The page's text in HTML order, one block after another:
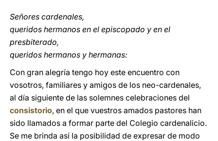
Señores cardenales,
queridos hermanos en el episcopado y en el
presbiterado,
queridos hermanos y hermanas:
Con gran alegría tengo hoy este encuentro con
vosotros, familiares y amigos de los neo-cardenales,
al día siguiente de las solemnes celebraciones del
consistorio, en el que vuestros amados pastores han
sido llamados a formar parte del Colegio cardenalicio.
Se me brinda así la posibilidad de expresar de modo